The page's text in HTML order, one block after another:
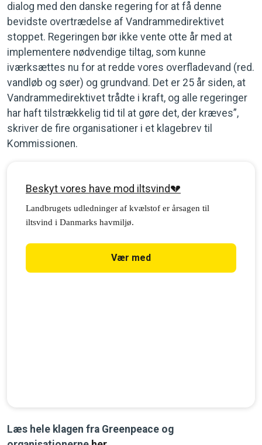
dialog med den danske regering for at få denne
bevidste overtrædelse af Vandrammedirektivet
stoppet. Regeringen bør ikke vente otte år med at
implementere nødvendige tiltag, som kunne
iværksættes nu for at redde vores overfladevand (red.
vandløb og søer) og grundvand. Det er 25 år siden, at
Vandrammedirektivet trådte i kraft, og alle regeringer
har haft tilstrækkelig tid til at gøre det, der kræves”,
skriver de fire organisationer i et klagebrev til
Kommissionen.
Beskyt vores have mod iltsvind💔
Landbrugets udledninger af kvælstof er årsagen til
iltsvind i Danmarks havmiljø.
Vær med
Læs hele klagen fra Greenpeace og